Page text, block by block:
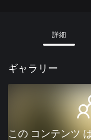
詳細
ギャラリー
この コンテンツ